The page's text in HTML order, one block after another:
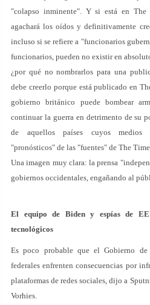
"colapso inminente". Y si está en
agachará los oídos y definitivamente
incluso si se refiere a "funcionarios
funcionarios, pueden no existir en
¿por qué no nombrarlos para una
debe creerlo porque está publicado en
gobierno británico puede bombear
continuar la guerra en detrimento de su
de aquellos países cuyos medios
"pronósticos" de las "fuentes" de The
Una imagen muy clara: la prensa
gobiernos occidentales, engañando al
El equipo de Biden y espías de
tecnológicos
Es poco probable que el Gobierno
federales enfrenten consecuencias por
plataformas de redes sociales, dijo a
Vorhies.